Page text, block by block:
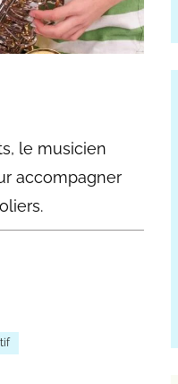
le musicien
accompagner